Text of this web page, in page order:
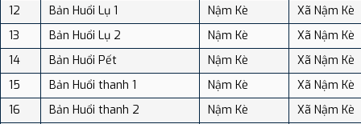
12
Bản Huổi Lụ 1 Nậm Kè
Xã Nậm Kè
13
Bản Huổi Lụ 2 Nậm Kè
Xã Nậm Kè
14
Bản Huổi Pết Nậm Kè
Xã Nậm Kè
15
Bản Huổi thanh 1 Nậm Kè
Xã Nậm Kè
16
Bản Huổi thanh 2 Nậm Kè
Xã Nậm Kè